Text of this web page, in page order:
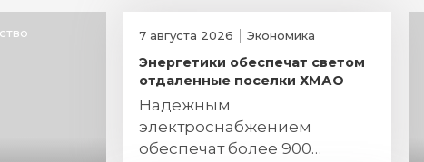
7 августа 2026 Экономика
Энергетики обеспечат светом
отдаленные поселки ХМАО
Надежным
электроснабжением
обеспечат более 900